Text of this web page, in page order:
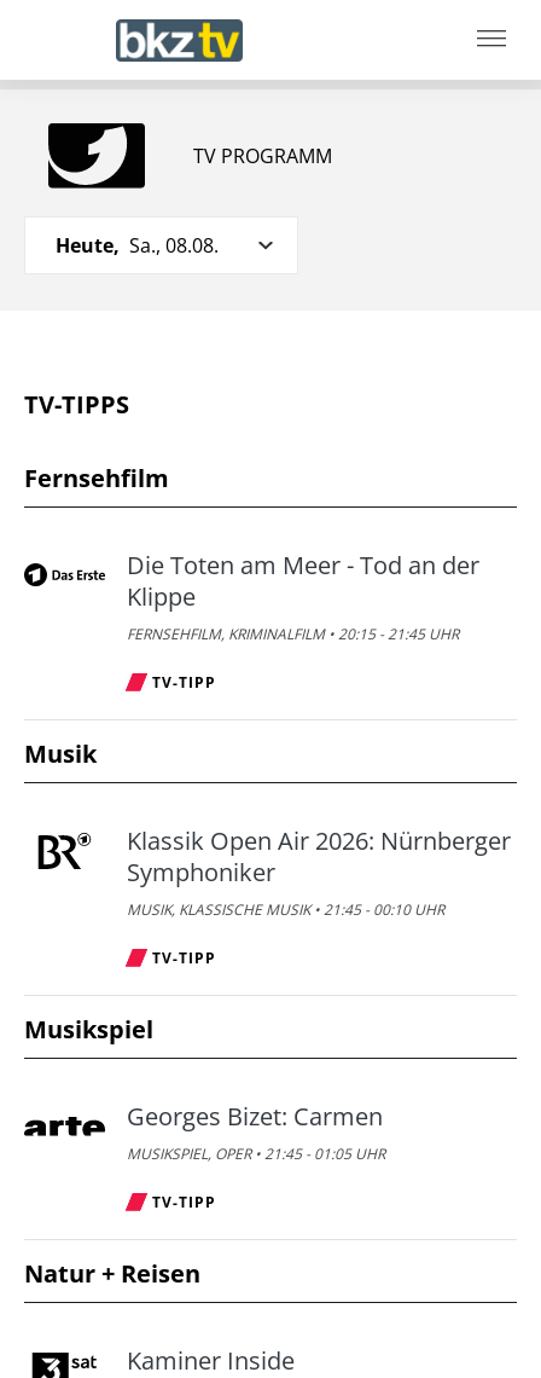
TV PROGRAMM
Heute, Sa., 08.08.
TV-TIPPS
Fernsehfilm
Die Toten am Meer - Tod an der
Klippe
FERNSEHFILM, KRIMINALFILM • 20:15 - 21:45 UHR
TV-TIPP
Musik
Klassik Open Air 2026: Nürnberger
Symphoniker
MUSIK, KLASSISCHE MUSIK • 21:45 - 00:10 UHR
TV-TIPP
Musikspiel
Georges Bizet: Carmen
MUSIKSPIEL, OPER • 21:45 - 01:05 UHR
TV-TIPP
Natur + Reisen
Kaminer Inside